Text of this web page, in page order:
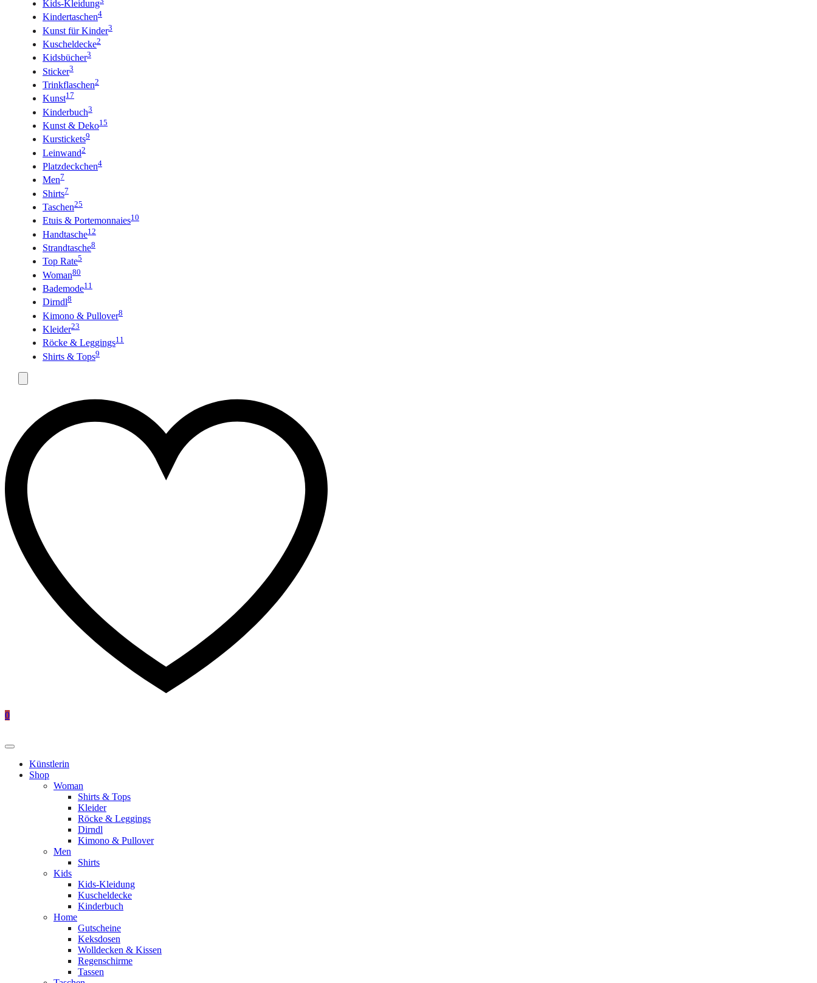
Kids-Kleidung
Kindertaschen4
Kunst für Kinder3
Kuscheldecke2
Kidsbücher3
Sticker3
Trinkflaschen2
Kunst17
Kinderbuch3
Kunst & Deko15
Kurstickets9
Leinwand2
Platzdeckchen4
Men7
Shirts7
Taschen25
Etuis & Portemonnaies10
Handtasche12
Strandtasche8
Top Rate5
Woman80
Bademode11
Dirndl8
Kimono & Pullover8
Kleider23
Röcke & Leggings11
Shirts & Tops9
0
Künstlerin
Shop
Woman
Shirts & Tops
Kleider
Röcke & Leggings
Dirndl
Kimono & Pullover
Men
Shirts
Kids
Kids-Kleidung
Kuscheldecke
Kinderbuch
Home
Gutscheine
Keksdosen
Wolldecken & Kissen
Regenschirme
Tassen